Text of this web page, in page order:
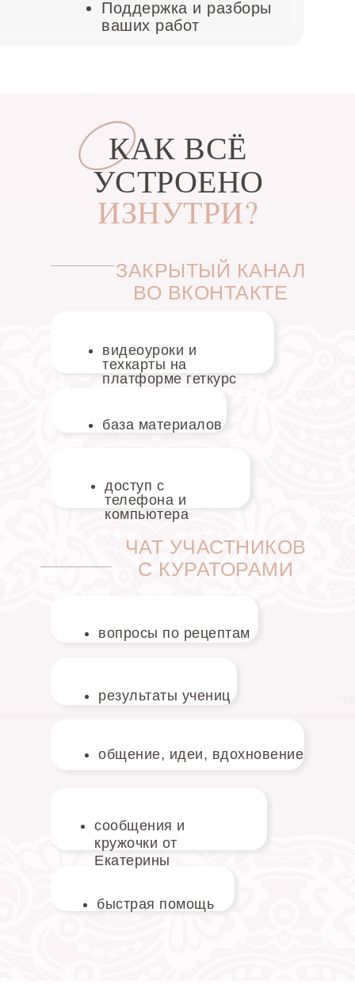
Поддержка и разборы
ваших работ
ЗАКРЫТЫЙ КАНАЛ
ВО ВКОНТАКТЕ
ЧАТ УЧАСТНИКОВ
С КУРАТОРАМИ
КАК ВСЁ
УСТРОЕНО
ИЗНУТРИ?
видеоуроки и
техкарты на
платформе геткурс
вопросы по рецептам
быстрая помощь
общение, идеи, вдохновение
сообщения и
кружочки от
Екатерины
результаты учениц
доступ с
телефона и
компьютера
база материалов